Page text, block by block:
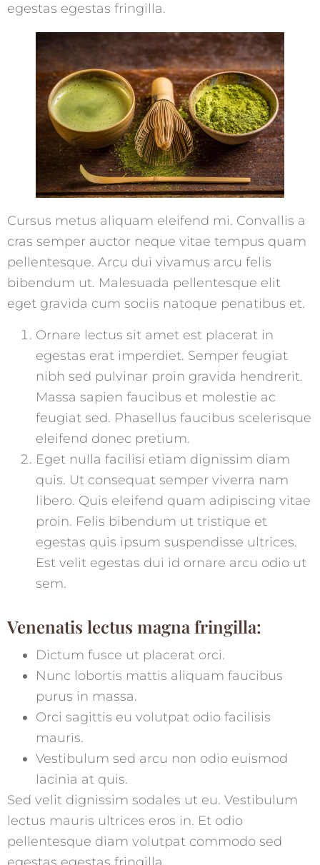
egestas egestas fringilla.
Cursus metus aliquam eleifend mi. Convallis a
cras semper auctor neque vitae tempus quam
pellentesque. Arcu dui vivamus arcu felis
bibendum ut. Malesuada pellentesque elit
eget gravida cum sociis natoque penatibus et.
Ornare lectus sit amet est placerat in
egestas erat imperdiet. Semper feugiat
nibh sed pulvinar proin gravida hendrerit.
Massa sapien faucibus et molestie ac
feugiat sed. Phasellus faucibus scelerisque
eleifend donec pretium.
Eget nulla facilisi etiam dignissim diam
quis. Ut consequat semper viverra nam
libero. Quis eleifend quam adipiscing vitae
proin. Felis bibendum ut tristique et
egestas quis ipsum suspendisse ultrices.
Est velit egestas dui id ornare arcu odio ut
sem.
Venenatis lectus magna fringilla:
Dictum fusce ut placerat orci.
Nunc lobortis mattis aliquam faucibus
purus in massa.
Orci sagittis eu volutpat odio facilisis
mauris.
Vestibulum sed arcu non odio euismod
lacinia at quis.
Sed velit dignissim sodales ut eu. Vestibulum
lectus mauris ultrices eros in. Et odio
pellentesque diam volutpat commodo sed